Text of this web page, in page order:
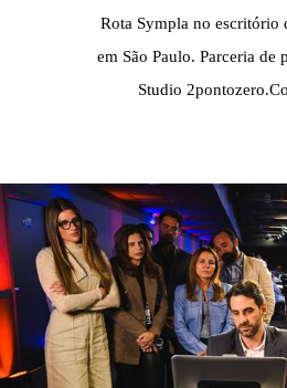
Rota Sympla no escritório
em São Paulo. Parceria de
Studio